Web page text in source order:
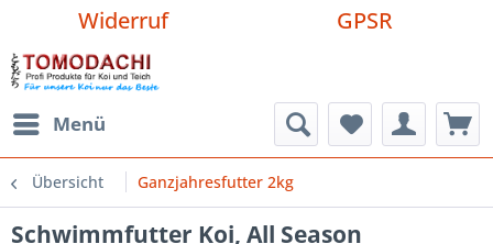
Widerruf GPSR
Menü
Übersicht Ganzjahresfutter 2kg
Schwimmfutter Koi, All Season